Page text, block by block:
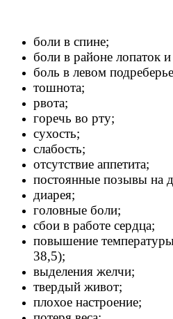
боли в спине;
боли в районе лопаток
боль в левом
тошнота;
рвота;
горечь во рту;
сухость;
слабость;
отсутствие аппетита;
постоянные позывы на
диарея;
головные боли;
сбои в работе сердца;
повышение
38,5);
выделения желчи;
твердый живот;
плохое настроение;